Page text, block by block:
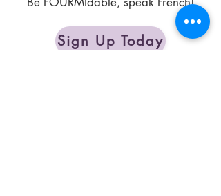
Sign Up Today